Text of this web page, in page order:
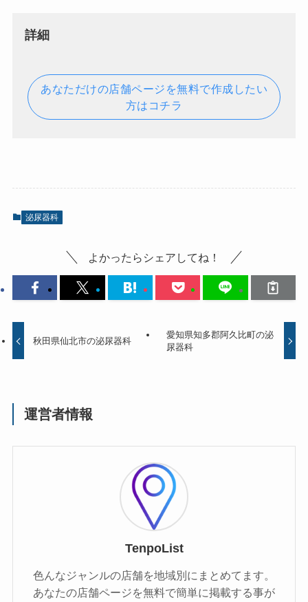
詳細
あなただけの店舗ページを無料で作成したい
方はコチラ
泌尿器科
よかったらシェアしてね！
秋田県仙北市の泌尿器科
愛知県知多郡阿久比町の泌
尿器科
運営者情報
TenpoList
色んなジャンルの店舗を地域別にまとめてます。
あなたの店舗ページを無料で簡単に掲載する事が